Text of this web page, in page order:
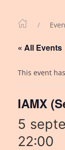
« All Events
This event
IAMX
5
22:00